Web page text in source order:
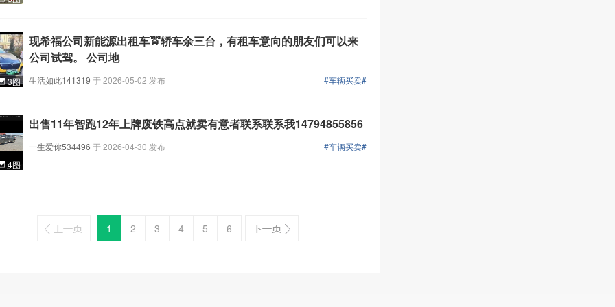
3图
现希福公司新能源出租车🚖轿车余三台，有租车意向的朋友们可以来
公司试驾。 公司地
生活如此141319 于2026-05-02 发布 #车辆买卖#
4图
出售11年智跑12年上牌废铁高点就卖有意者联系联系我14794855856
一生爱你534496 于2026-04-30 发布 #车辆买卖#
1 2 3 4 5 6